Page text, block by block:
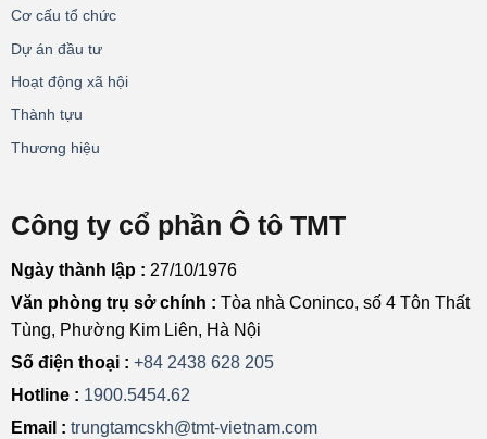
Cơ cấu tổ chức
Dự án đầu tư
Hoạt động xã hội
Thành tựu
Thương hiệu
Công ty cổ phần Ô tô TMT
Ngày thành lập : 27/10/1976
Văn phòng trụ sở chính : Tòa nhà Coninco, số 4 Tôn Thất
Tùng, Phường Kim Liên, Hà Nội
Số điện thoại : +84 2438 628 205
Hotline : 1900.5454.62
Email : trungtamcskh@tmt-vietnam.com